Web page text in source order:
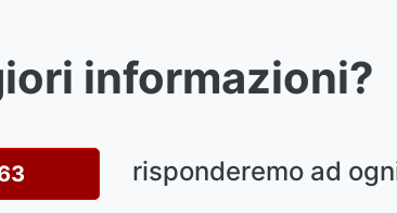
informazioni?
risponderemo ad